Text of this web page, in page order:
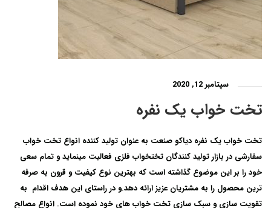
سپتامبر 12, 2020
تخت خواب یک نفره
تخت خواب یک نفره دیاکو صنعت به عنوان تولید کننده انواع تخت خواب
سفارشی در بازار تولید کنندگان تختخواب فلزی فعالیت مینماید و تمام سعی
خود را بر این موضوع گذاشته است که بهترین نوع کیفیت و قرون به صرفه
ترین محصول را به مشتریان عزیز ارائه دهد.و در راستای این هدف اقدام به
تقویت سازی و سبک سازی تخت خواب های خود نموده است. انواع مصالح